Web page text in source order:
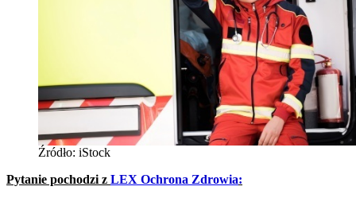
Źródło: iStock
Pytanie pochodzi z LEX Ochrona Zdrowia: